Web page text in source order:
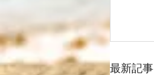
最新記事